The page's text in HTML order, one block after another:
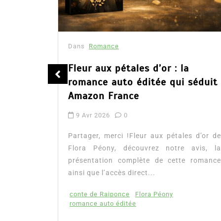
Dans Romance
Fleur aux pétales d’or : la
romance auto éditée qui séduit
Amazon France
9 Avr 2026 0
Partager, merci !Fleur aux pétales d’or de
Flora Péony, découvrez notre avis, la
présentation complète de cette romance
ainsi que l’accès direct...
conte de Raiponce
Flora Péony
romance auto éditée